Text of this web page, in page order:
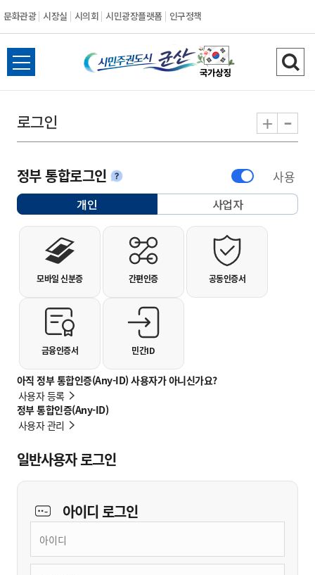
문화관광 시장실 시의회 시민광장플랫폼 인구정책
시민주권도시 군
전체메뉴 열기 검
로그인 + -
정부 통합로그인안내 사용
아직 정부 통합인증(Any-ID) 사용자가 아니신가요?
사용자 등록
정부 통합인증(Any-ID)
사용자 관리
개인선택됨 사업자
개인사용자 로그인
모바일 신분증 간편인증 공동인증서
금융인증서 민간ID
일반사용자 로그인
아이디로그인